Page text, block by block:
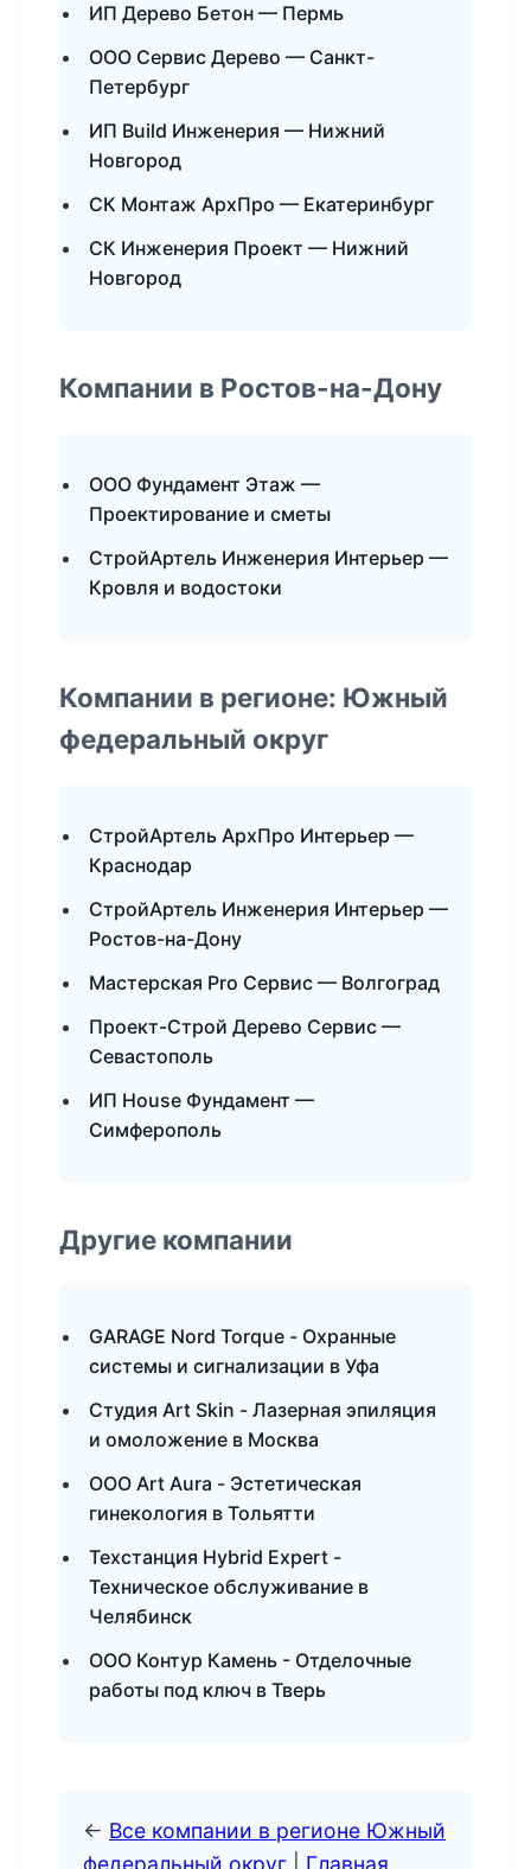
ИП Дерево Бетон — Пермь
ООО Сервис Дерево — Санкт-
Петербург
ИП Build Инженерия — Нижний
Новгород
СК Монтаж АрхПро — Екатеринбург
СК Инженерия Проект — Нижний
Новгород
Компании в Ростов-на-Дону
ООО Фундамент Этаж —
Проектирование и сметы
СтройАртель Инженерия Интерьер —
Кровля и водостоки
Компании в регионе: Южный
федеральный округ
СтройАртель АрхПро Интерьер —
Краснодар
СтройАртель Инженерия Интерьер —
Ростов-на-Дону
Мастерская Pro Сервис — Волгоград
Проект-Строй Дерево Сервис —
Севастополь
ИП House Фундамент —
Симферополь
Другие компании
GARAGE Nord Torque - Охранные
системы и сигнализации в Уфа
Студия Art Skin - Лазерная эпиляция
и омоложение в Москва
ООО Art Aura - Эстетическая
гинекология в Тольятти
Техстанция Hybrid Expert -
Техническое обслуживание в
Челябинск
ООО Контур Камень - Отделочные
работы под ключ в Тверь
← Все компании в регионе Южный
федеральный округ
Главная